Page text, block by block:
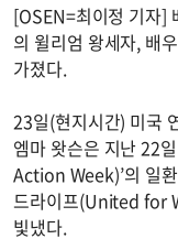
[OSEN=최이정 기자]
의 윌리엄 왕세자, 배
가졌다.
23일(현지시간) 미국
엠마 왓슨은 지난 22
Action Week)’의 일
드라이프(United for
빛냈다.